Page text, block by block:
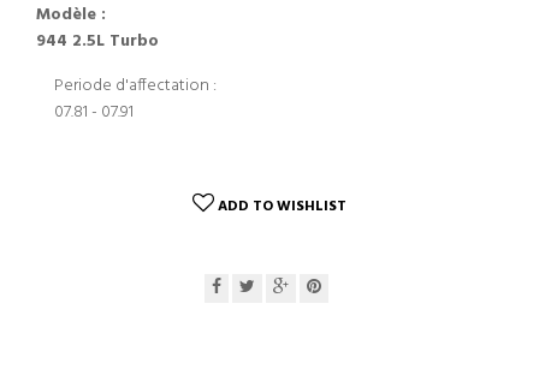
Modèle :
944 2.5L Turbo
Periode d'affectation :
07.81 - 07.91
ADD TO WISHLIST